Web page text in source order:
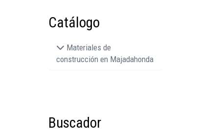
Catálogo
Materiales de
construcción en Majadahonda
Buscador